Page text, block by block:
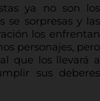
ya no son los
se sorpresas y las
los enfrentan
personajes, pero
que los llevará a
sus deberes